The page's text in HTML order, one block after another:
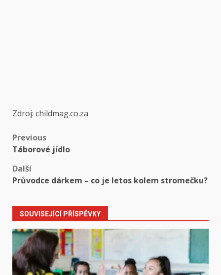
Zdroj: childmag.co.za
Post
navigation
Previous
Táborové jídlo
Další
Průvodce dárkem – co je letos kolem stromečku?
SOUVISEJÍCÍ PŘÍSPĚVKY